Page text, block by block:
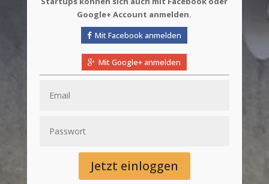
Google+ Account anmelden.
Mit Facebook anmelden
Mit Google+ anmelden
Jetzt einloggen